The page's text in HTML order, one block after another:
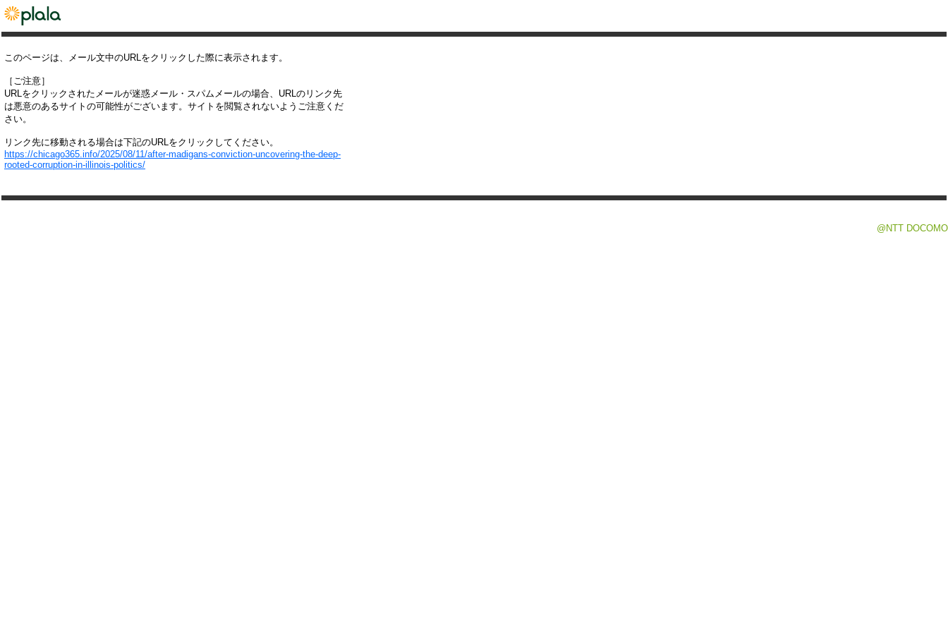
このページは、メール文中のURLをクリックした際に表示されます。
［ご注意］
URLをクリックされたメールが迷惑メール・スパムメールの場合、URLのリンク先
は悪意のあるサイトの可能性がございます。サイトを閲覧されないようご注意くだ
さい。
リンク先に移動される場合は下記のURLをクリックしてください。
https://chicago365.info/2025/08/11/after-madigans-conviction-uncovering-the-deep-
rooted-corruption-in-illinois-politics/
@NTT DOCOMO